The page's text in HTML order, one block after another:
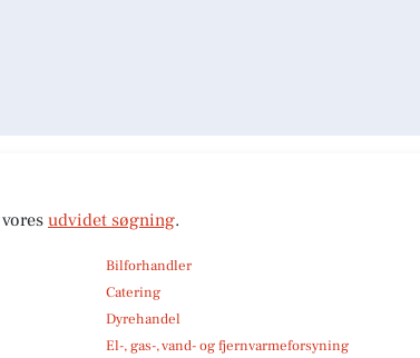
udvidet søgning.
Bilforhandler
Catering
Dyrehandel
El-, gas-, vand- og fjernvarmeforsyning